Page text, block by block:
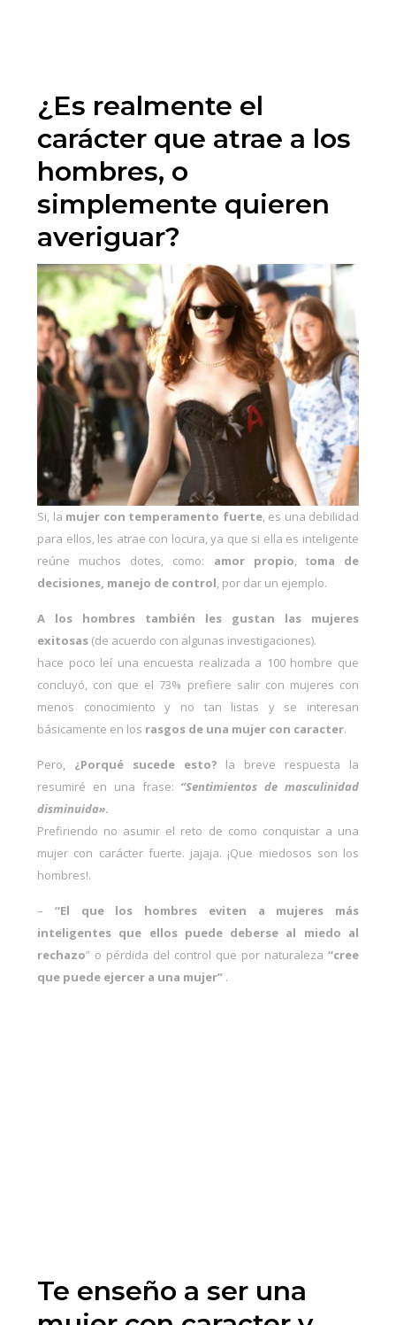
¿Es realmente el
carácter que atrae a los
hombres, o
simplemente quieren
averiguar?
Si, la mujer con temperamento fuerte, es una debilidad
para ellos, les atrae con locura, ya que si ella es inteligente
reúne muchos dotes, como: amor propio, toma de
decisiones, manejo de control, por dar un ejemplo.
A los hombres también les gustan las mujeres
exitosas (de acuerdo con algunas investigaciones).
hace poco leí una encuesta realizada a 100 hombre que
concluyó, con que el 73% prefiere salir con mujeres con
menos conocimiento y no tan listas y se interesan
básicamente en los rasgos de una mujer con caracter.
Pero, ¿Porqué sucede esto? la breve respuesta la
resumiré en una frase: “Sentimientos de masculinidad
disminuida».
Prefiriendo no asumir el reto de como conquistar a una
mujer con carácter fuerte. jajaja. ¡Que miedosos son los
hombres!.
– “El que los hombres eviten a mujeres más
inteligentes que ellos puede deberse al miedo al
rechazo” o pérdida del control que por naturaleza “cree
que puede ejercer a una mujer” .
Te enseño a ser una